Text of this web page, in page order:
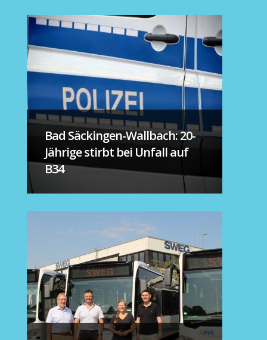
Bad Säckingen-Wallbach: 20-
Jährige stirbt bei Unfall auf
B34